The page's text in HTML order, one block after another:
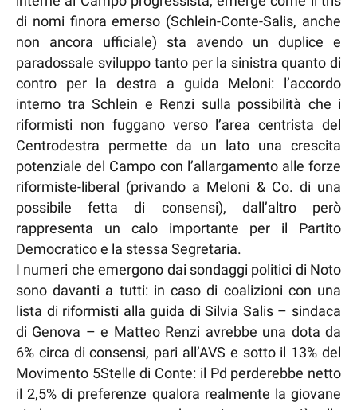
di nomi finora emerso (Schlein-Conte-Salis, anche
non ancora ufficiale) sta avendo un duplice e
paradossale sviluppo tanto per la sinistra quanto di
contro per la destra a guida Meloni: l’accordo
interno tra Schlein e Renzi sulla possibilità che i
riformisti non fuggano verso l’area centrista del
Centrodestra permette da un lato una crescita
potenziale del Campo con l’allargamento alle forze
riformiste-liberal (privando a Meloni & Co. di una
possibile fetta di consensi), dall’altro però
rappresenta un calo importante per il Partito
Democratico e la stessa Segretaria.
I numeri che emergono dai sondaggi politici di Noto
sono davanti a tutti: in caso di coalizioni con una
lista di riformisti alla guida di Silvia Salis – sindaca
di Genova – e Matteo Renzi avrebbe una dota da
6% circa di consensi, pari all’AVS e sotto il 13% del
Movimento 5Stelle di Conte: il Pd perderebbe netto
il 2,5% di preferenze qualora realmente la giovane